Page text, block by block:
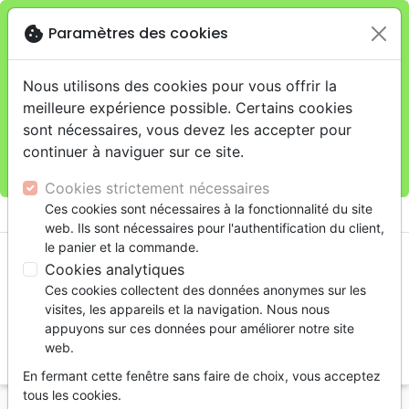
Je veux retirer ma commande au 4, rue Audubon
(Gare de Lyon), Parisclose
warningCette boutique en ligne est limitée au retrait en
magasin.
Pour les livraisons à domicile, veuillez passer vos
commandes sur la boutique La Maison de la Bible
shopping_cart
cookie Paramètres des cookies
Nous utilisons des cookies pour vous offrir la
meilleure expérience possible. Certains cookies
sont nécessaires, vous devez les accepter pour
continuer à naviguer sur ce site.
Cookies strictement nécessaires
Ces cookies sont nécessaires à la fonctionnalité du site
web. Ils sont nécessaires pour l'authentification du client,
le panier et la commande.
Cookies analytiques
Ces cookies collectent des données anonymes sur les
visites, les appareils et la navigation. Nous nous
appuyons sur ces données pour améliorer notre site
web.
En fermant cette fenêtre sans faire de choix, vous acceptez
tous les cookies.